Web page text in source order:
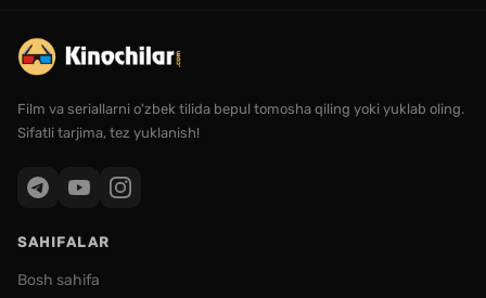
Film va seriallarni o'zbek tilida bepul tomosha qiling yoki yuklab oling.
Sifatli tarjima, tez yuklanish!
SAHIFALAR
Bosh sahifa